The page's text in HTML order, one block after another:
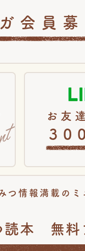
会員
お友
つ情報満載のミ
読本 無料